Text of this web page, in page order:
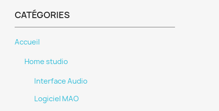
CATÉGORIES
Accueil
Home studio
Interface Audio
Logiciel MAO